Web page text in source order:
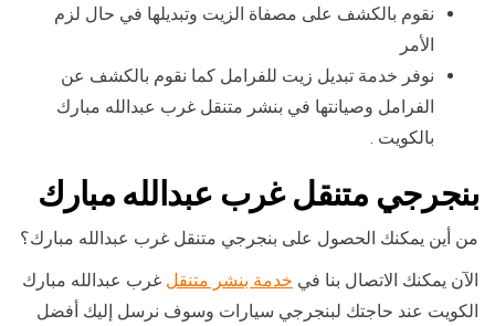
نقوم بالكشف على مصفاة الزيت وتبديلها في حال لزم
الأمر
نوفر خدمة تبديل زيت للفرامل كما نقوم بالكشف عن
الفرامل وصيانتها في بنشر متنقل غرب عبدالله مبارك
بالكويت .
بنجرجي متنقل غرب عبدالله مبارك
من أين يمكنك الحصول على بنجرجي متنقل غرب عبدالله مبارك؟
الآن يمكنك الاتصال بنا في خدمة بنشر متنقل غرب عبدالله مبارك
الكويت عند حاجتك لبنجرجي سيارات وسوف نرسل إليك أفضل